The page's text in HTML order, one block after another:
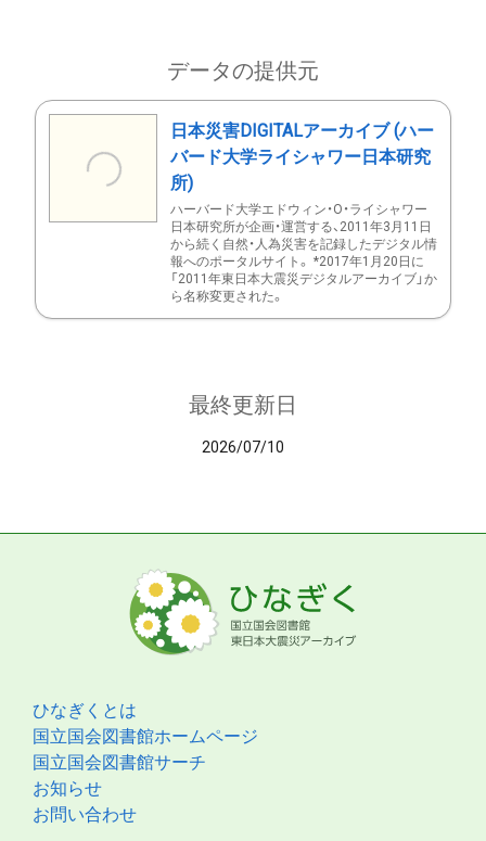
データの提供元
日本災害DIGITALアーカイブ (ハー
バード大学ライシャワー日本研究
所)
ハーバード大学エドウィン・O・ライシャワー
日本研究所が企画・運営する、2011年3月11日
から続く自然・人為災害を記録したデジタル情
報へのポータルサイト。 *2017年1月20日に
「2011年東日本大震災デジタルアーカイブ」か
ら名称変更された。
最終更新日
2026/07/10
ひなぎくとは
国立国会図書館ホームページ
国立国会図書館サーチ
お知らせ
お問い合わせ